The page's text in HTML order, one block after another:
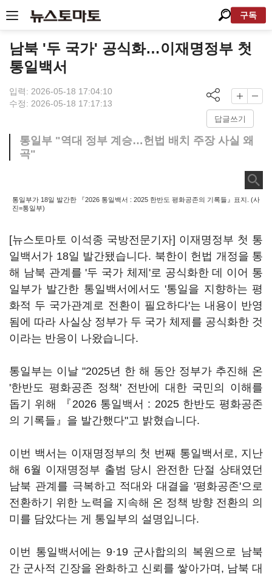
구독
남북 '두 국가' 공식화…이재명정부 첫
통일백서
입력: 2026-05-18 17:04:10
수정: 2026-05-18 17:17:13
답글쓰기
통일부 "역대 정부 계승…헌법 배치 주장 사실 왜
곡"
통일부가 18일 발간한 『2026 통일백서 : 2025 한반도 평화공존의 기록들』표지. (사
진=통일부)
[뉴스토마토 이석종 국방전문기자] 이재명정부 첫 통
일백서가 18일 발간됐습니다. 북한이 헌법 개정을 통
해 남북 관계를 '두 국가 체제'로 공식화한 데 이어 통
일부가 발간한 통일백서에서도 '통일을 지향하는 평
화적 두 국가관계로 전환이 필요하다'는 내용이 반영
됨에 따라 사실상 정부가 두 국가 체제를 공식화한 것
이라는 반응이 나왔습니다.
통일부는 이날 "2025년 한 해 동안 정부가 추진해 온
'한반도 평화공존 정책' 전반에 대한 국민의 이해를
돕기 위해 『2026 통일백서 : 2025 한반도 평화공존
의 기록들』을 발간했다"고 밝혔습니다.
이번 백서는 이재명정부의 첫 번째 통일백서로, 지난
해 6월 이재명정부 출범 당시 완전한 단절 상태였던
남북 관계를 극복하고 적대와 대결을 '평화공존'으로
전환하기 위한 노력을 지속해 온 정책 방향 전환의 의
미를 담았다는 게 통일부의 설명입니다.
이번 통일백서에는 9·19 군사합의의 복원으로 남북
간 군사적 긴장을 완화하고 신뢰를 쌓아가며, 남북 대